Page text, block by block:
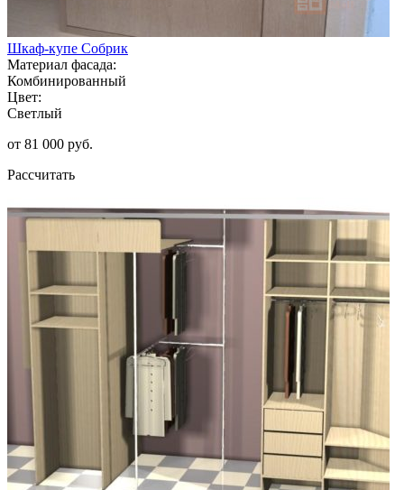
Шкаф-купе Собрик
Материал фасада:
Комбинированный
Цвет:
Светлый
от 81 000 руб.
Рассчитать